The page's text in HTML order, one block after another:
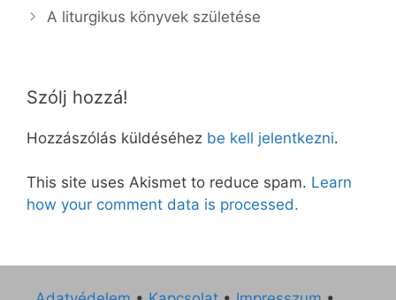
A liturgikus könyvek születése
Szólj hozzá!
Hozzászólás küldéséhez be kell jelentkezni.
This site uses Akismet to reduce spam. Learn
how your comment data is processed.